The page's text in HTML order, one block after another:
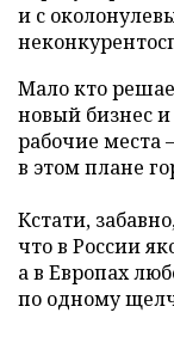
и с
Мало кто
новый бизнес
рабочие места
в этом плане
Кстати,
что в России
а в Европах
по одному